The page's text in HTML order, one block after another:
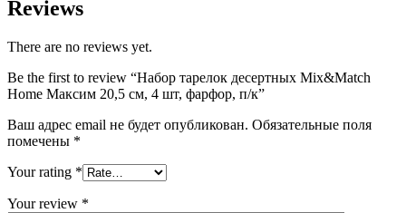
Reviews
There are no reviews yet.
Be the first to review “Набор тарелок десертных Mix&Match
Home Максим 20,5 см, 4 шт, фарфор, п/к”
Ваш адрес email не будет опубликован. Обязательные поля
помечены *
Your rating *
Your review *